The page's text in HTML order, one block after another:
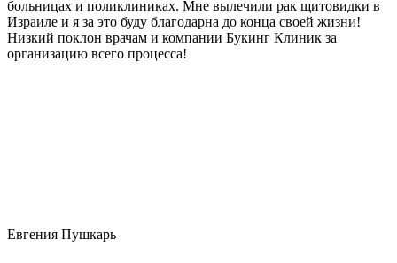
больницах и поликлиниках. Мне вылечили рак щитовидки в
Израиле и я за это буду благодарна до конца своей жизни!
Низкий поклон врачам и компании Букинг Клиник за
организацию всего процесса!
Евгения Пушкарь